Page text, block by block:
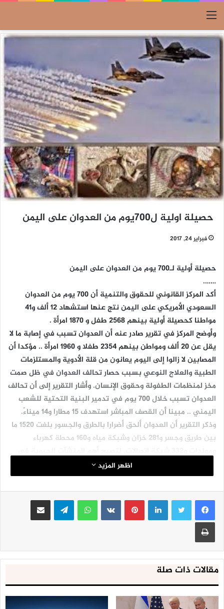
القائمة
حصيلة اولية ل700يوم من العدوان على اليمن
فبراير 24, 2017
حصيلة أولية لـ700 يوم من العدوان على اليمن
…….
أكد المركز القانوني للحقوق والتنمية أن 700 يوم من العدوان
السعودي الأمريكي على اليمن نتج عنها استشهاد 12 ألف و41
مواطنا كحصيلة أولية بينهم 2568 طفل و 1870 امرأة .
وأوضح المركز في تقرير صادر عنه أن العدوان تسبب في إصابة ما لا
يقل عن 20 ألف ومواطن بينهم 2354 طفلا و 1960 امرأة .. مؤكدا أن
المصابين لا زالوا إلى اليوم يعانون من قلة الأدوية والمستلزمات
الطبية والعلاج النوعي بسبب حصار تحالف العدوان في ظل صمت
مخز لمنظمات الطفولة وحقوق الإنسان. وأشار التقرير إلى أن تحالف
العدوان تسبب خلال 700 يوم في تدمير البنية التحتية للشعب
اليمني .. مبينا أن القصف المباشر استهدف 15 مطارا و14 ميناءً.
وذكر التقرير أن العدوان ألحق أضرارا بالطرق والجسور بلغت 1520 ما
بين طريق وجسر و281 خزان وشبكة مياه و160 محطة كهرباء
اليمن خارج نطاق الخدمة، ما انعكس ذلك كارثياً على حياة مجمل
اليمنيين.
وفي القطاع الاجتماعي لفت التقرير إلى أن العدوان دمر أكثر من
402منزلا، إضافة إلى تشريد أكثر من أربعة ملايين نازح، و706
مسجدا، و757 مركزا ومدرسة تعليمية، وتوقف خمسة آلاف مدرسة،
كما تم قصف 270 مستشفى ومرفقا صحيا و25 مؤسسة إعلامية.
وبين التقرير أن تحالف العدوان استهدف الوحدات الإنتاجية منها
1616 منشأة حكومية، و660 مخزن أغذية و502 ناقلات مواد غذائية
وقود و271 مصنعا و2517 وسيلة نقل.
ووفقا للتقرير فإن تحالف العدوان استهدف خلال 700 يوم 207
اظهر المزيد
لينكدإنبينتيريست واتساب تيلقرام مشاركة عبر البريد
طباعة
مقالات ذات صلة